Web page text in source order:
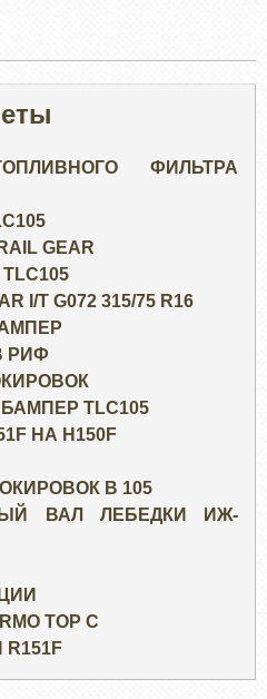
ФИЛЬТРА
GEAR
I/T G072 315/75 R16
РИФ
TLC105
НА H150F
В 105
ВАЛ ЛЕБЕДКИ ИЖ-
TOP C